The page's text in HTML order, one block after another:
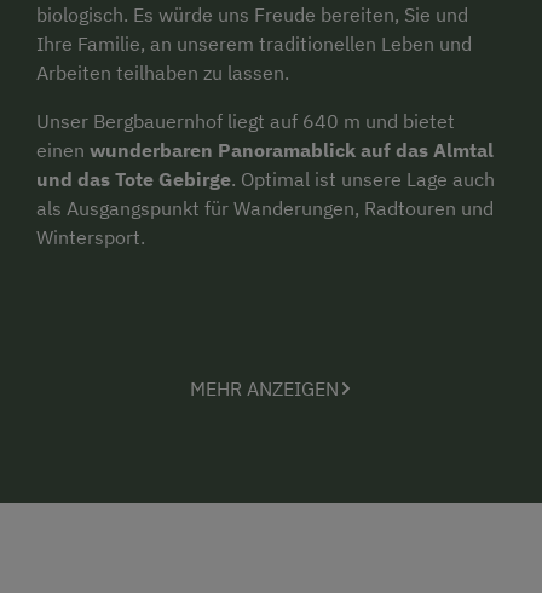
biologisch. Es würde uns Freude bereiten, Sie und
Ihre Familie, an unserem traditionellen Leben und
Arbeiten teilhaben zu lassen.
Unser Bergbauernhof liegt auf 640 m und bietet
einen wunderbaren Panoramablick auf das Almtal
und das Tote Gebirge. Optimal ist unsere Lage auch
als Ausgangspunkt für Wanderungen, Radtouren und
Wintersport.
beantworten wir gerne per E-Mail oder telefonisch!
MEHR ANZEIGEN